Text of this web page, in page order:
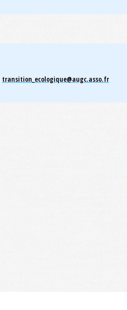
transition_ecologique@augc.asso.fr